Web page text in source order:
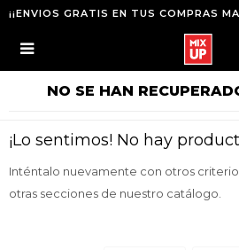
¡¡ENVIOS GRATIS EN TUS COMPRAS

NO SE HAN
¡Lo sentimos! No hay
Inténtalo nuevamente con otros
otras secciones de nuestro catálogo.